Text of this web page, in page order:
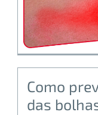
Como
das